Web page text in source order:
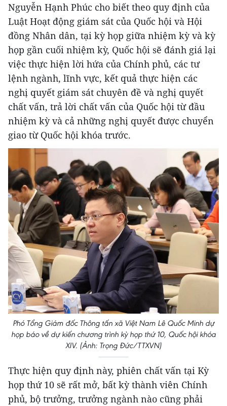
Nguyễn Hạnh Phúc cho biết theo quy định của
Luật Hoạt động giám sát của Quốc hội và Hội
đồng Nhân dân, tại kỳ họp giữa nhiệm kỳ và kỳ
họp gần cuối nhiệm kỳ, Quốc hội sẽ đánh giá lại
việc thực hiện lời hứa của Chính phủ, các tư
lệnh ngành, lĩnh vực, kết quả thực hiện các
nghị quyết giám sát chuyên đề và nghị quyết
chất vấn, trả lời chất vấn của Quốc hội từ đầu
nhiệm kỳ và cả những nghị quyết được chuyển
giao từ Quốc hội khóa trước.
Phó Tổng Giám đốc Thông tấn xã Việt Nam Lê Quốc Minh dự
họp báo về dự kiến chương trình kỳ họp thứ 10, Quốc hội khóa
XIV. (Ảnh: Trọng Đức/TTXVN)
Thực hiện quy định này, phiên chất vấn tại Kỳ
họp thứ 10 sẽ rất mở, bất kỳ thành viên Chính
phủ, bộ trưởng, trưởng ngành nào cũng phải